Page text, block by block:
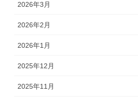
2026年3月
2026年2月
2026年1月
2025年12月
2025年11月